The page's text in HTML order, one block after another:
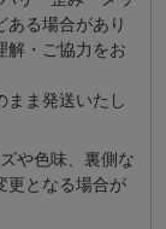
ある場合があり
解・ご協⼒をお
ま発送いたし
や⾊味、裏側な
更となる場合が